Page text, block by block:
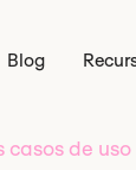
Blog
casos de uso